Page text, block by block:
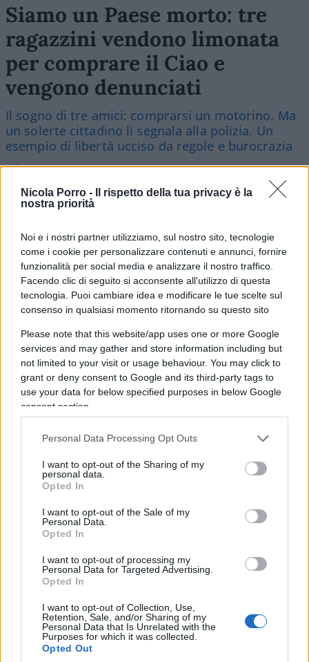
Nicola Porro -
Il rispetto della tua privacy è la
nostra priorità
Noi e i nostri partner utilizziamo, sul nostro sito, tecnologie
come i cookie per personalizzare contenuti e annunci, fornire
funzionalità per social media e analizzare il nostro traffico.
Facendo clic di seguito si acconsente all'utilizzo di questa
tecnologia. Puoi cambiare idea e modificare le tue scelte sul
consenso in qualsiasi momento ritornando su questo sito
Please note that this website/app uses one or more Google
services and may gather and store information including but
not limited to your visit or usage behaviour. You may click to
grant or deny consent to Google and its third-party tags to
use your data for below specified purposes in below Google
consent section.
Personal Data Processing Opt Outs
I want to opt-out of the Sharing of my
personal data.
Opted In
I want to opt-out of the Sale of my
Personal Data.
Opted In
I want to opt-out of processing my
Personal Data for Targeted Advertising.
Opted In
I want to opt-out of Collection, Use,
Retention, Sale, and/or Sharing of my
Personal Data that Is Unrelated with the
Purposes for which it was collected.
Opted Out
Siamo un Paese morto: tre
ragazzini vendono limonata
per comprare il Ciao e
vengono denunciati
Il sogno di tre amici: comprarsi un motorino. Ma
un solerte cittadino li segnala alla polizia. Un
esempio di libertà ucciso da regole e burocrazia
7 Agosto 2026, 9:30
3.6k
A Pradamano, piccola città alle porte di Udine, tre
amici di 13 e 14 anni (ancora senza smartphone,
complimenti sinceri ai genitori) hanno fatto
qualcosa di semplice ma, visti i tempi,